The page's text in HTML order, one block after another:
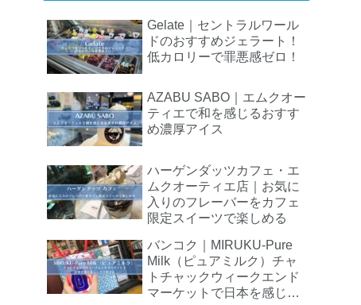
Gelate｜セントラルワール
ドのおすすめジェラート！
低カロリーで罪悪感ゼロ！
AZABU SABO｜エムクオー
ティエで和を感じるおすす
め濃厚アイス
ハーゲンダッツカフェ・エ
ムクオーティエ店｜お気に
入りのフレーバーをカフェ
限定スイーツで楽しめる
バンコク｜MIRUKU-Pure
Milk（ピュアミルク）チャ
トチャックウィークエンド
マーケットで日本を感じる